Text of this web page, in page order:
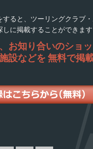
すると、ツーリングクラブ
に掲載することができます
お知り合いのショ
設などを 無料で掲